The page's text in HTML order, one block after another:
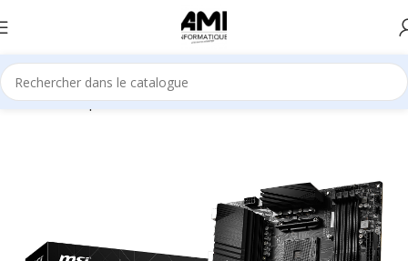
Accueil Composants Cartes mère